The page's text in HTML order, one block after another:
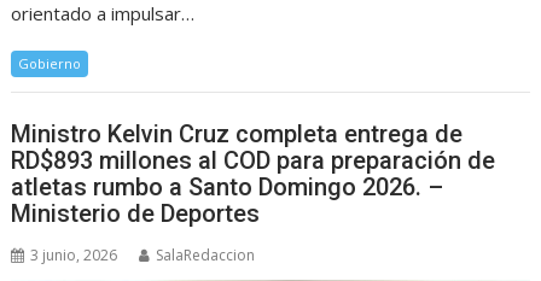
orientado a impulsar…
Gobierno
Ministro Kelvin Cruz completa entrega de
RD$893 millones al COD para preparación de
atletas rumbo a Santo Domingo 2026. –
Ministerio de Deportes
3 junio, 2026 SalaRedaccion